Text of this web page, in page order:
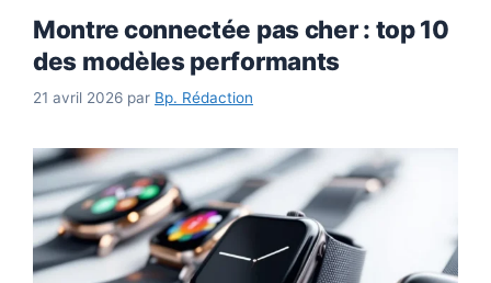
Montre connectée pas cher : top 10
des modèles performants
21 avril 2026 par Bp. Rédaction